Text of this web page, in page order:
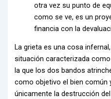
otra vez su punto de
como se ve, es un
financia con la
La grieta es una cosa
situación caracterizada
la que los dos bandos
como objetivo el bien común
únicamente la destrucción